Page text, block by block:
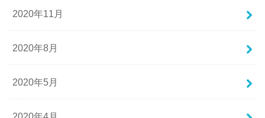
2020年11月
2020年8月
2020年5月